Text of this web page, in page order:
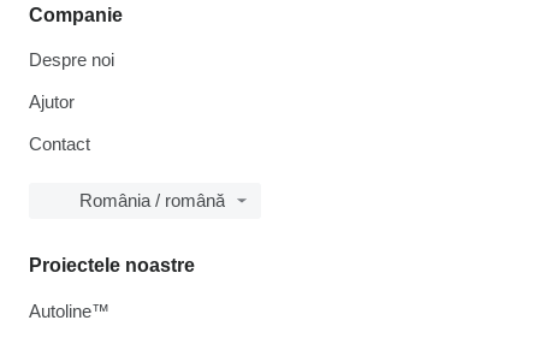
Companie
Despre noi
Ajutor
Contact
România / română
Proiectele noastre
Autoline™